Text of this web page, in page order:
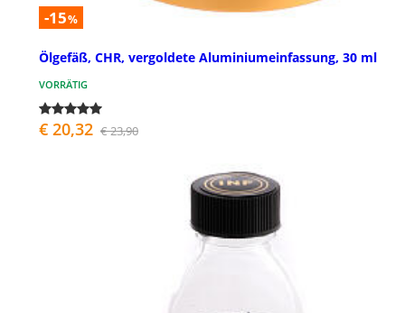
-15%
Ölgefäß, CHR, vergoldete Aluminiumeinfassung, 30 ml
VORRÄTIG
€ 20,32 € 23,90